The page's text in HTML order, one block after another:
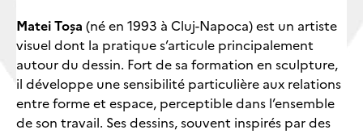
Matei Toșa (né en 1993 à Cluj-Napoca) est un artiste
visuel dont la pratique s’articule principalement
autour du dessin. Fort de sa formation en sculpture,
il développe une sensibilité particulière aux relations
entre forme et espace, perceptible dans l’ensemble
de son travail. Ses dessins, souvent inspirés par des